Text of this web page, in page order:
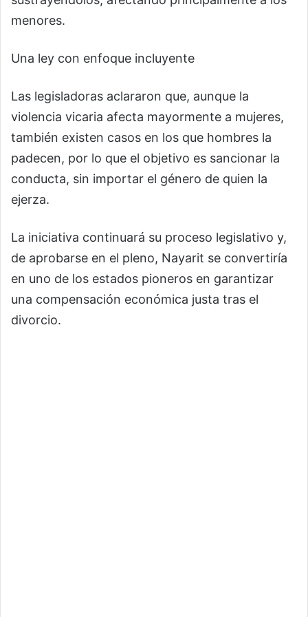
menores.
Una ley con enfoque incluyente
Las legisladoras aclararon que, aunque la
violencia vicaria afecta mayormente a mujeres,
también existen casos en los que hombres la
padecen, por lo que el objetivo es sancionar la
conducta, sin importar el género de quien la
ejerza.
La iniciativa continuará su proceso legislativo y,
de aprobarse en el pleno, Nayarit se convertiría
en uno de los estados pioneros en garantizar
una compensación económica justa tras el
divorcio.